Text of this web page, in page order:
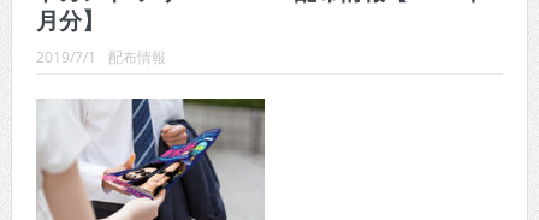
月分】
2019/7/1 配布情報